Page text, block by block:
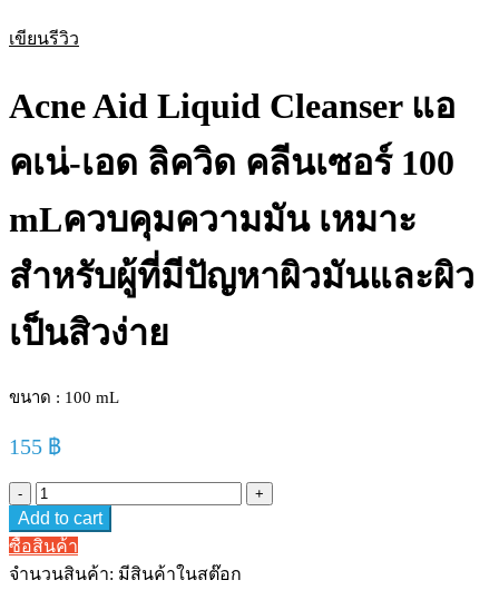
เขียนรีวิว
Acne Aid Liquid Cleanser แอ
คเน่-เอด ลิควิด คลีนเซอร์ 100
mLควบคุมความมัน เหมาะ
สำหรับผู้ที่มีปัญหาผิวมันและผิว
เป็นสิวง่าย
ขนาด : 100 mL
155 ฿
Acne
Aid
Liquid
Cleanser
Add to cart
ซื้อสินค้า
จำนวนสินค้า: มีสินค้าในสต๊อก